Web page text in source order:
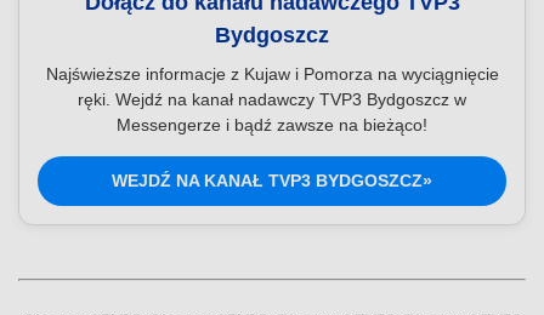
Bydgoszcz
Najświeższe informacje z Kujaw i Pomorza na wyciągnięcie
ręki. Wejdź na kanał nadawczy TVP3 Bydgoszcz w
Messengerze i bądź zawsze na bieżąco!
WEJDŹ NA KANAŁ TVP3 BYDGOSZCZ»